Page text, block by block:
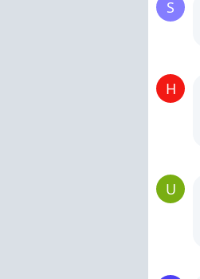
S
H
U